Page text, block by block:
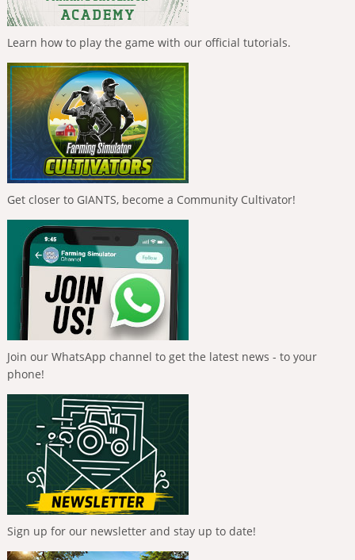
Learn how to play the game with our official tutorials.
Get closer to GIANTS, become a Community Cultivator!
Join our WhatsApp channel to get the latest news - to your
phone!
Sign up for our newsletter and stay up to date!